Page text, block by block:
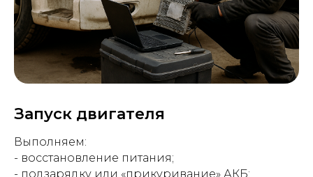
Запуск двигателя
Выполняем:
- восстановление питания;
- подзарядку или «прикуривание» АКБ;